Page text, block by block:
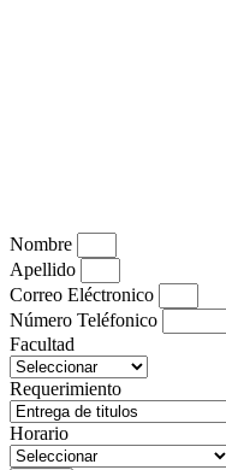
Nombre
Apellido
Correo Eléctronico
Número Teléfonico
Facultad
Requerimiento
Horario